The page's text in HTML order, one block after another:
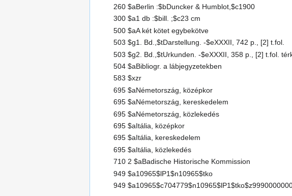
260 $aBerlin :$bDuncker & Humblot,$c1900
300 $a1 db :$bill. ;$c23 cm
500 $aA két kötet egybekötve
503 $g1. Bd.,$tDarstellung. -$eXXXII, 742 p., [2] t.fol.
503 $g2. Bd.,$tUrkunden. -$eXXXII, 358 p., [2] t.fol.
504 $aBibliogr. a lábjegyzetekben
583 $xzr
695 $aNémetország, középkor
695 $aNémetország, kereskedelem
695 $aNémetország, közlekedés
695 $aItália, középkor
695 $aItália, kereskedelem
695 $aItália, közlekedés
710 2 $aBadische Historische Kommission
949 $a10965$lP1$n10965$tko
949